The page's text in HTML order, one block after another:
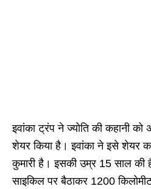
इवांका ट्रंप ने ज्योति की कहानी
शेयर किया है। इवांका ने इसे शेयर
कुमारी है। इसकी उम्र 15 साल की
साइकिल पर बैठाकर 1200